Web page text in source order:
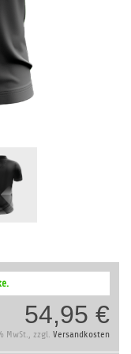
54,95 €
MwSt., zzgl. Versandkosten